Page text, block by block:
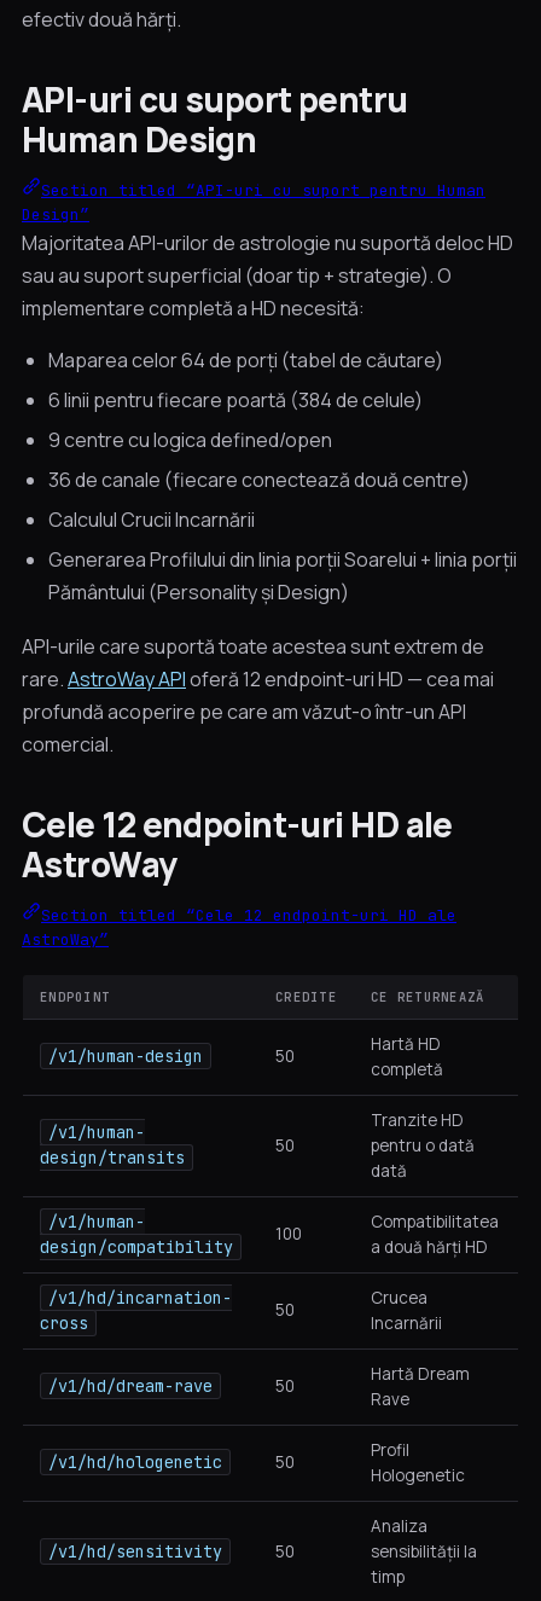
efectiv două hărți.
API-uri cu suport pentru
Human Design
Section titled “API-uri cu suport pentru Human
Design”
Majoritatea API-urilor de astrologie nu suportă deloc HD
sau au suport superficial (doar tip + strategie). O
implementare completă a HD necesită:
Maparea celor 64 de porți (tabel de căutare)
6 linii pentru fiecare poartă (384 de celule)
9 centre cu logica defined/open
36 de canale (fiecare conectează două centre)
Calculul Crucii Incarnării
Generarea Profilului din linia porții Soarelui + linia porții
Pământului (Personality și Design)
API-urile care suportă toate acestea sunt extrem de
rare.AstroWay APIoferă 12 endpoint-uri HD — cea mai
profundă acoperire pe care am văzut-o într-un API
comercial.
Cele 12 endpoint-uri HD ale
AstroWay
Section titled “Cele 12 endpoint-uri HD ale
AstroWay”
ENDPOINT CREDITE CE RETURNEAZĂ
/v1/human-design 50
Hartă HD
completă
/v1/human-
design/transits
50
Tranzite HD
pentru o dată
dată
/v1/human-
design/compatibility
100
Compatibilitatea
a două hărți HD
/v1/hd/incarnation-
cross
50
Crucea
Incarnării
/v1/hd/dream-rave 50
Hartă Dream
Rave
/v1/hd/hologenetic 50
Profil
Hologenetic
/v1/hd/sensitivity 50
Analiza
sensibilității la
timp